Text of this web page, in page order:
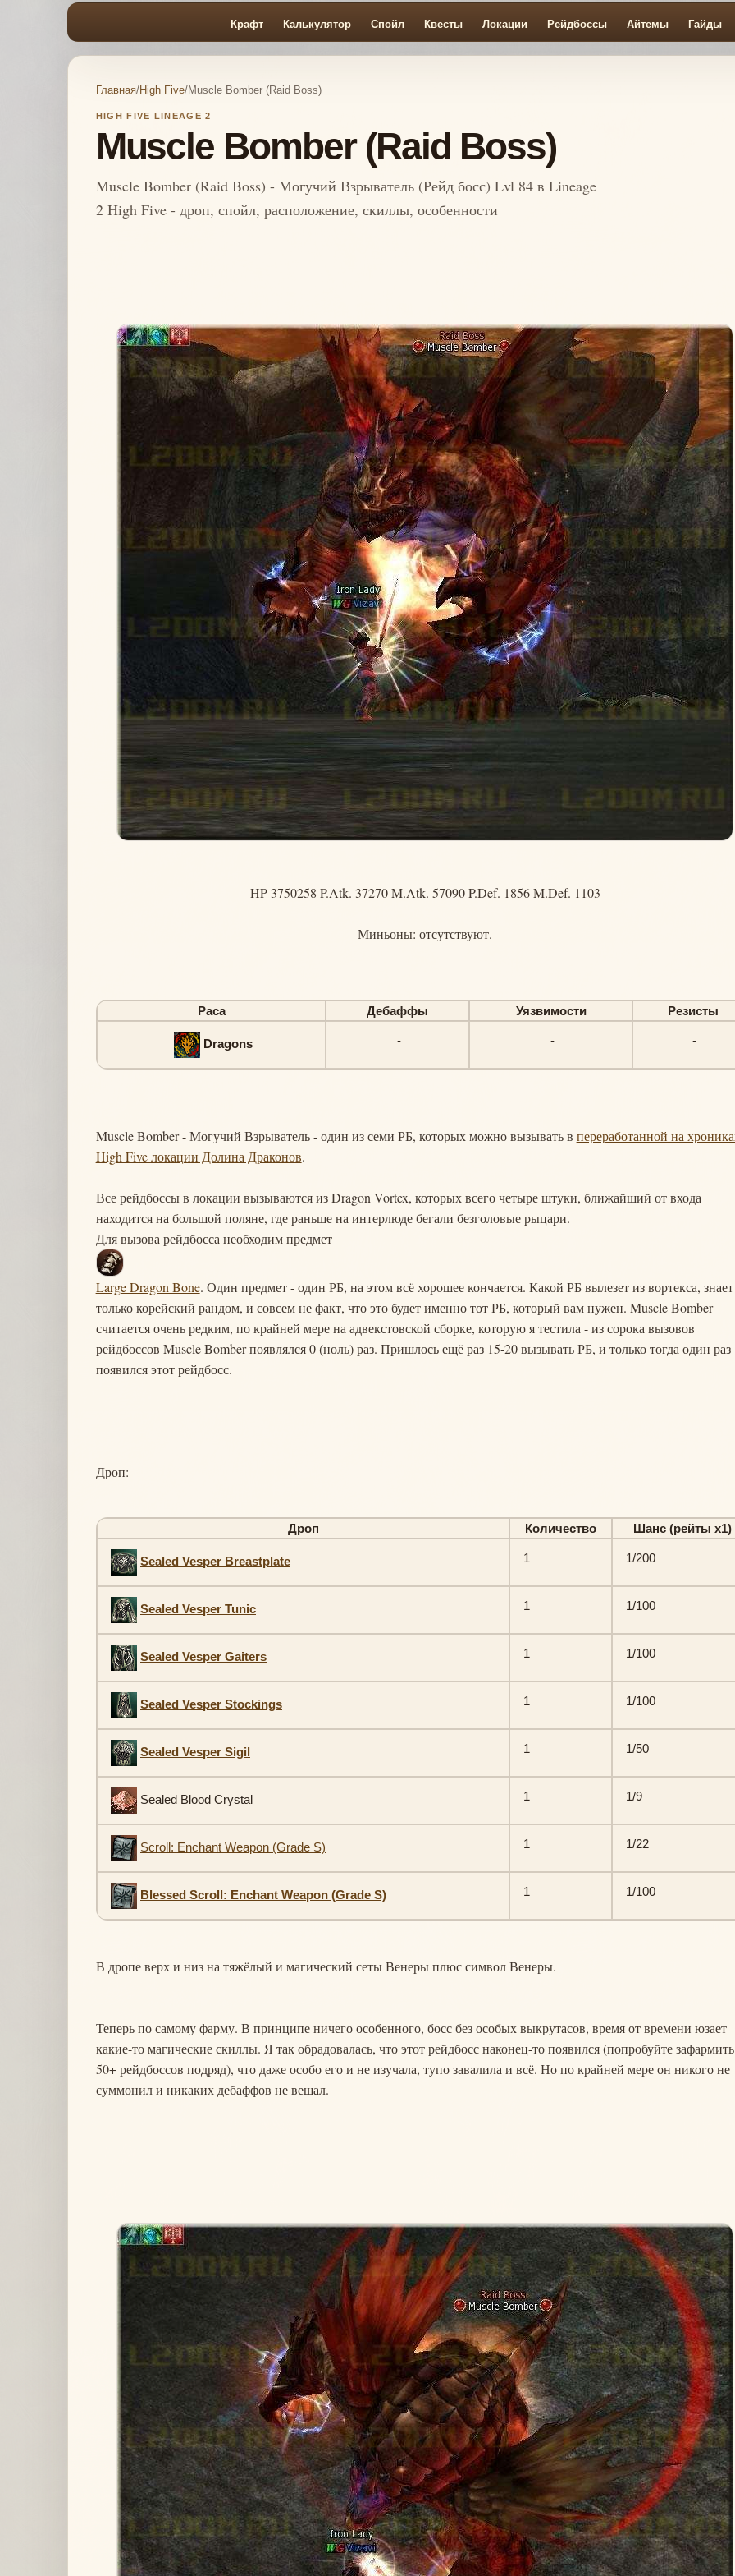
Крафт Калькулятор Спойл Квесты Локации Рейдбоссы Айтемы Гайды
Главная/High Five/Muscle Bomber (Raid Boss)
HIGH FIVE LINEAGE 2
Muscle Bomber (Raid Boss)
Muscle Bomber (Raid Boss) - Могучий Взрыватель (Рейд босс) Lvl 84 в Lineage
2 High Five - дроп, спойл, расположение, скиллы, особенности
HP 3750258 P.Atk. 37270 M.Atk. 57090 P.Def. 1856 M.Def. 1103
Миньоны: отсутствуют.
Раса Дебаффы Уязвимости Резисты
Dragons - - -
Muscle Bomber - Могучий Взрыватель - один из семи РБ, которых можно вызывать в переработанной на
High Five локации Долина Драконов.
Все рейдбоссы в локации вызываются из Dragon Vortex, которых всего четыре штуки, ближайший от входа
находится на большой поляне, где раньше на интерлюде бегали безголовые рыцари.
Для вызова рейдбосса необходим предмет
Large Dragon Bone. Один предмет - один РБ, на этом всё хорошее кончается. Какой РБ вылезет из вортекса, знает
только корейский рандом, и совсем не факт, что это будет именно тот РБ, который вам нужен. Muscle Bomber
считается очень редким, по крайней мере на адвекстовской сборке, которую я тестила - из сорока вызовов
рейдбоссов Muscle Bomber появлялся 0 (ноль) раз. Пришлось ещё раз 15-20 вызывать РБ, и только тогда один раз
появился этот рейдбосс.
Дроп:
Дроп Количество Шанс (рейты х1)
Sealed Vesper Breastplate 1 1/200
Sealed Vesper Tunic 1 1/100
Sealed Vesper Gaiters 1 1/100
Sealed Vesper Stockings 1 1/100
Sealed Vesper Sigil 1 1/50
Sealed Blood Crystal 1 1/9
Scroll: Enchant Weapon (Grade S) 1 1/22
Blessed Scroll: Enchant Weapon (Grade S) 1 1/100
В дропе верх и низ на тяжёлый и магический сеты Венеры плюс символ Венеры.
Теперь по самому фарму. В принципе ничего особенного, босс без особых выкрутасов, время от времени юзает
какие-то магические скиллы. Я так обрадовалась, что этот рейдбосс наконец-то появился (попробуйте зафармить
50+ рейдбоссов подряд), что даже особо его и не изучала, тупо завалила и всё. Но по крайней мере он никого не
суммонил и никаких дебаффов не вешал.